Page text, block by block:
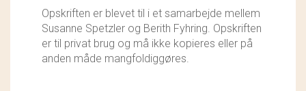
Opskriften er blevet til i et samarbejde mellem
Susanne Spetzler og Berith Fyhring. Opskriften
er til privat brug og må ikke kopieres eller på
anden måde mangfoldiggøres.